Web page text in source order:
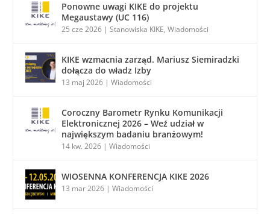
Ponowne uwagi KIKE do projektu
Megaustawy (UC 116)
25 cze 2026 |Stanowiska KIKE,Wiadomości
KIKE wzmacnia zarząd. Mariusz Siemiradzki
dołącza do władz Izby
13 maj 2026 |Wiadomości
Coroczny Barometr Rynku Komunikacji
Elektronicznej 2026 – Weź udział w
największym badaniu branżowym!
14 kw. 2026 |Wiadomości
WIOSENNA KONFERENCJA KIKE 2026
13 mar 2026 |Wiadomości